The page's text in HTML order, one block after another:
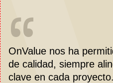
“
OnValue nos ha
de calidad, siempre
clave en cada proyecto.